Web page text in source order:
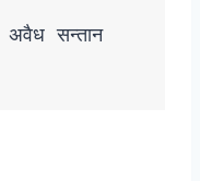
अवैध सन्तान